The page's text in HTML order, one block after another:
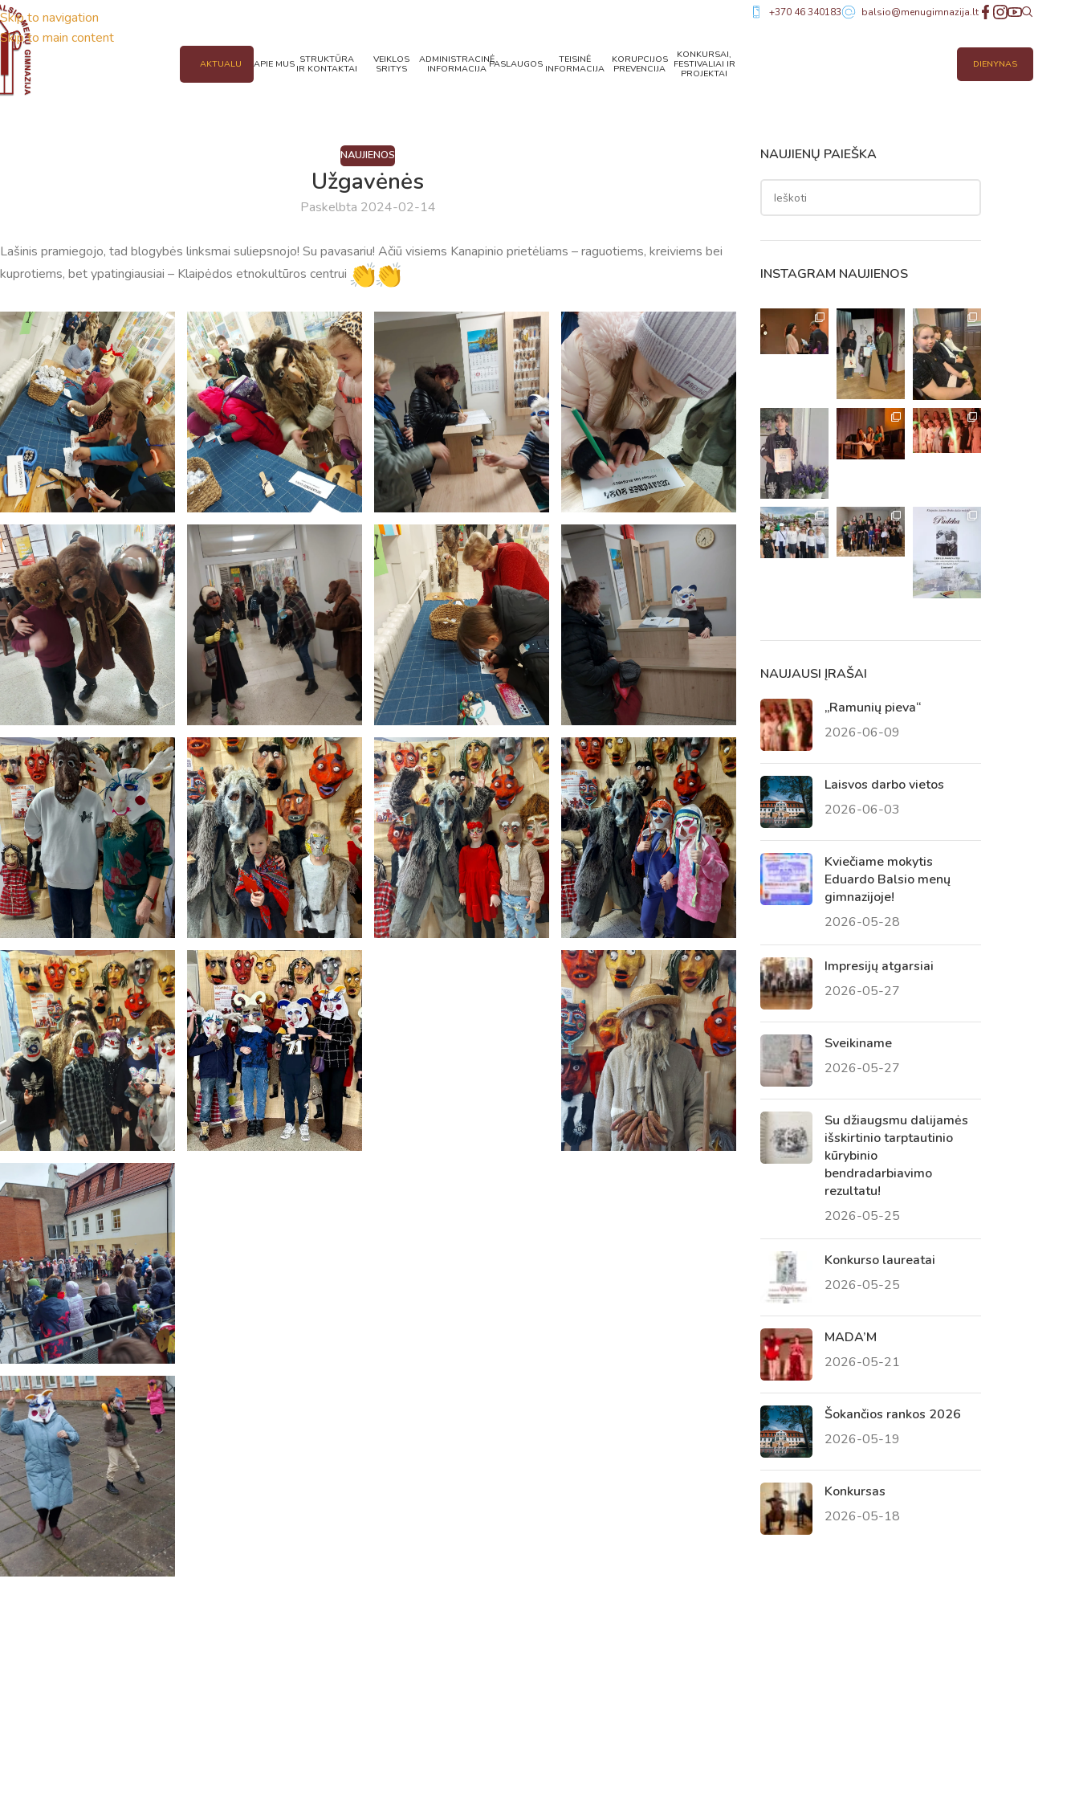
Skip to navigation
Skip to main content
+370 46 340183 balsio@menugimnazija.lt
AKTUALU
Pamokų laikas
Pamoka Pradžia
Pabaiga
1
8:00
8:45
8:55
9:40
3
9:50
10:35
4
10:50
11:35
6
13:00
13:45
7
14:00
14:45
8
14:55
15:40
9
15:50
16:35
10
16:45
17:30
11
17:40
18:25
12
18:35 19:20
Tvarkaraščiai
Bendrojo ugdymo pamokų tvarkaraštis 2025-2026 m. m.
Pradinių klasių pamokų tvarkaraštis 2025-2026 m. m.
Atostogos
2025 - 2026 mokslo metų atostogos
Netradicinio ugdymo dienos, atvirų durų dienos, tėvų susirinkimai
2025 - 2026 mokslo metų netradicinio ugdymo dienos, atvirų durų dienos, tėvų
susirinkimai
Veiklos ir renginių planas
2025 - 2026 mokslo metų veiklos ir enginių planas
APIE MUS STRUKTŪRA
IR KONTAKTAI
VEIKLOS
SRITYS
ADMINISTRACINĖ
INFORMACIJA PASLAUGOS
TEISINĖ
INFORMACIJA
KORUPCIJOS
PREVENCIJA
KONKURSAI,
FESTIVALIAI IR
PROJEKTAI
DIENYNAS
NAUJIENOS
Užgavėnės
Paskelbta 2024-02-14
Lašinis pramiegojo, tad blogybės linksmai suliepsnojo! Su pavasariu! Ačiū visiems Kanapinio prietėliams – raguotiems, kreiviems bei
kuprotiems, bet ypatingiausiai – Klaipėdos etnokultūros centrui
NAUJIENŲ PAIEŠKA
INSTAGRAM NAUJIENOS
NAUJAUSI ĮRAŠAI
„Ramunių pieva“
2026-06-09
Laisvos darbo vietos
2026-06-03
Kviečiame mokytis
Eduardo Balsio menų
gimnazijoje!
2026-05-28
Impresijų atgarsiai
2026-05-27
Sveikiname
2026-05-27
Su džiaugsmu dalijamės
išskirtinio tarptautinio
kūrybinio
bendradarbiavimo
rezultatu!
2026-05-25
Konkurso laureatai
2026-05-25
MADA’M
2026-05-21
Šokančios rankos 2026
2026-05-19
Konkursas
2026-05-18